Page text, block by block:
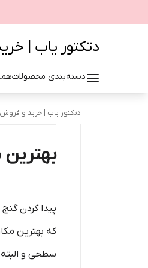
دتکتور یاب |
دسته‌بندی محصولات
دتکتور یاب | خرید و فروش
بهترین
پیدا کردن
که بهترین
سطحی و البته